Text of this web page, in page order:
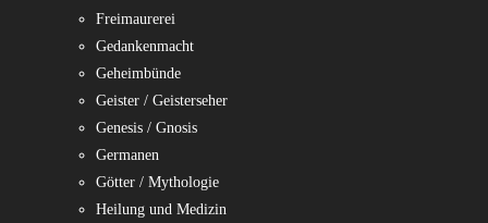
Freimaurerei
Gedankenmacht
Geheimbünde
Geister / Geisterseher
Genesis / Gnosis
Germanen
Götter / Mythologie
Heilung und Medizin